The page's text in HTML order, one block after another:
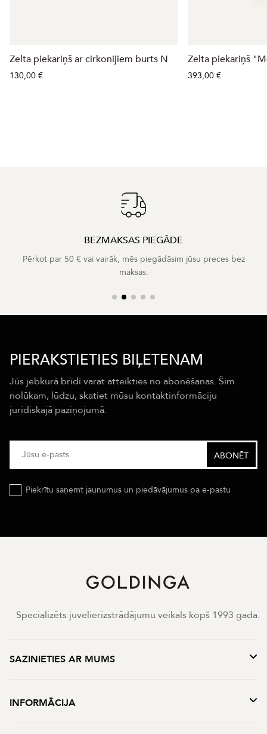
Zelta piekariņš ar cirkonijiem burts N
130,00 €
Zelta piekariņš
393,00 €
BEZMAKSAS PIEGĀDE
Pērkot par 50 € vai vairāk, mēs piegādāsim jūsu preces bez
maksas.
PIERAKSTIETIES BIĻETENAM
Jūs jebkurā brīdī varat atteikties no abonēšanas. Šim
nolūkam, lūdzu, skatiet mūsu kontaktinformāciju
juridiskajā paziņojumā.
Piekrītu saņemt jaunumus un piedāvājumus pa e-pastu
Specializēts juvelierizstrādājumu veikals kopš 1993 gada.
SAZINIETIES AR MUMS
INFORMĀCIJA